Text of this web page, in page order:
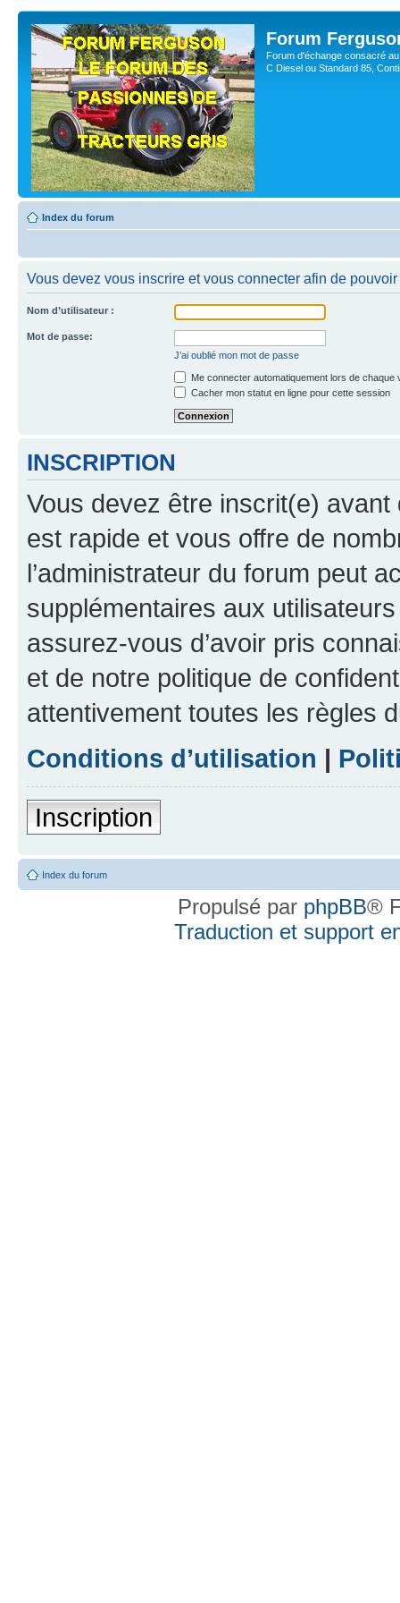
Forum
Forum d'échange consacré
C Diesel ou Standard 85,
Index du forum
Vous devez vous inscrire et vous connecter afin de
Nom d’utilisateur :
Mot de passe:
J’ai oublié mon mot de passe
Me connecter automatiquement lors de chaque
Cacher mon statut en ligne pour cette session
INSCRIPTION
Vous devez être inscrit(e) avant
est rapide et vous offre de
l’administrateur du forum peut
supplémentaires aux
assurez-vous d’avoir pris
et de notre politique de
attentivement toutes les règles
Conditions d’utilisation |
Inscription
Index du forum
Propulsé par phpBB®
Traduction et support